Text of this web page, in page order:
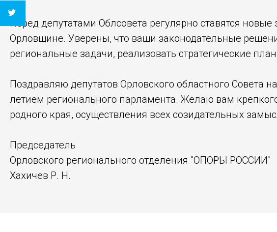
Перед депутатами Облсовета регулярно ставятся
Орловщине. Уверены, что ваши законодательные
региональные задачи, реализовать стратегические
Поздравляю депутатов Орловского областного Совета
летием регионального парламента. Желаю вам
родного края, осуществления всех созидательных
Председатель
Орловского регионального отделения "ОПОРЫ РОССИИ"
Хахичев Р. Н.